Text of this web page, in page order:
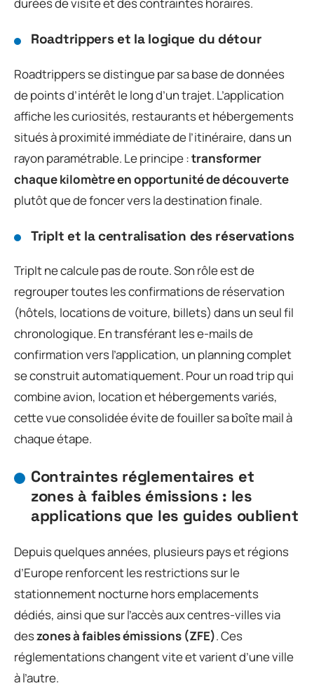
Roadtrippers et la logique du détour
Roadtrippers se distingue par sa base de données
de points d’intérêt le long d’un trajet. L’application
affiche les curiosités, restaurants et hébergements
situés à proximité immédiate de l’itinéraire, dans un
rayon paramétrable. Le principe :transformer
chaque kilomètre en opportunité de découverte
plutôt que de foncer vers la destination finale.
TripIt et la centralisation des réservations
TripIt ne calcule pas de route. Son rôle est de
regrouper toutes les confirmations de réservation
(hôtels, locations de voiture, billets) dans un seul fil
chronologique. En transférant les e-mails de
confirmation vers l’application, un planning complet
se construit automatiquement. Pour un road trip qui
combine avion, location et hébergements variés,
cette vue consolidée évite de fouiller sa boîte mail à
chaque étape.
Contraintes réglementaires et
zones à faibles émissions : les
applications que les guides oublient
Depuis quelques années, plusieurs pays et régions
d’Europe renforcent les restrictions sur le
stationnement nocturne hors emplacements
dédiés, ainsi que sur l’accès aux centres-villes via
deszones à faibles émissions (ZFE). Ces
réglementations changent vite et varient d’une ville
à l’autre.